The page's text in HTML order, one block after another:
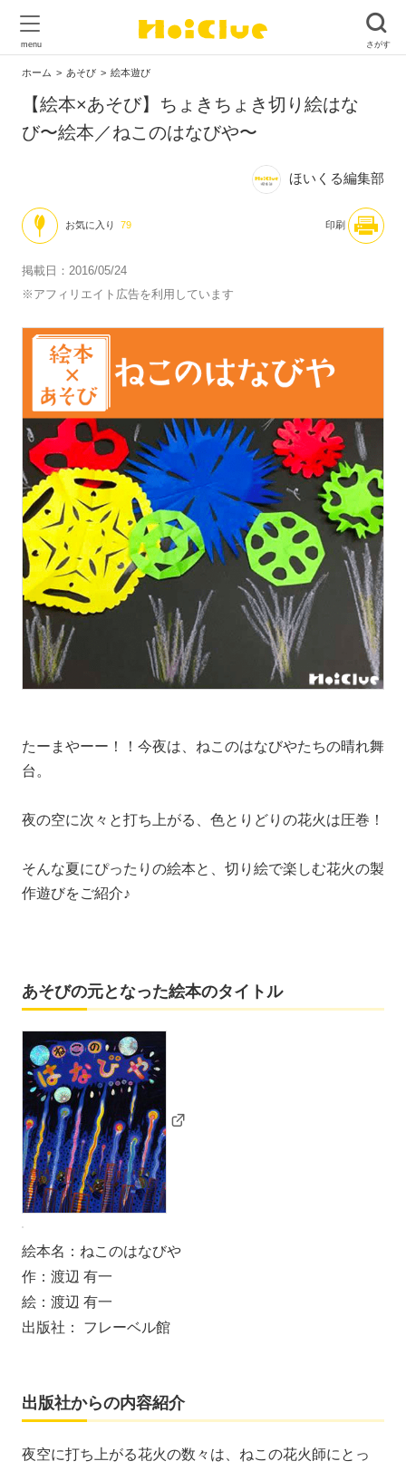
ホーム あそび 絵本遊び
【絵本×あそび】ちょきちょき切り絵はな
び〜絵本／ねこのはなびや〜
ほいくる編集部
お気に入り 79 印刷
掲載日：2016/05/24
※アフィリエイト広告を利用しています
たーまやーー！！今夜は、ねこのはなびやたちの晴れ舞
台。
夜の空に次々と打ち上がる、色とりどりの花火は圧巻！
そんな夏にぴったりの絵本と、切り絵で楽しむ花火の製
作遊びをご紹介♪
あそびの元となった絵本のタイトル
絵本名：ねこのはなびや
作：渡辺 有一
絵：渡辺 有一
出版社： フレーベル館
出版社からの内容紹介
夜空に打ち上がる花火の数々は、ねこの花火師にとっ